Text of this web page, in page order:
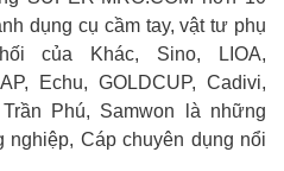
dụng cụ cầm tay, vật tư phụ
của Khác, Sino, LIOA,
Echu, GOLDCUP, Cadivi,
Phú, Samwon là những
nghiệp, Cáp chuyên dụng nổi